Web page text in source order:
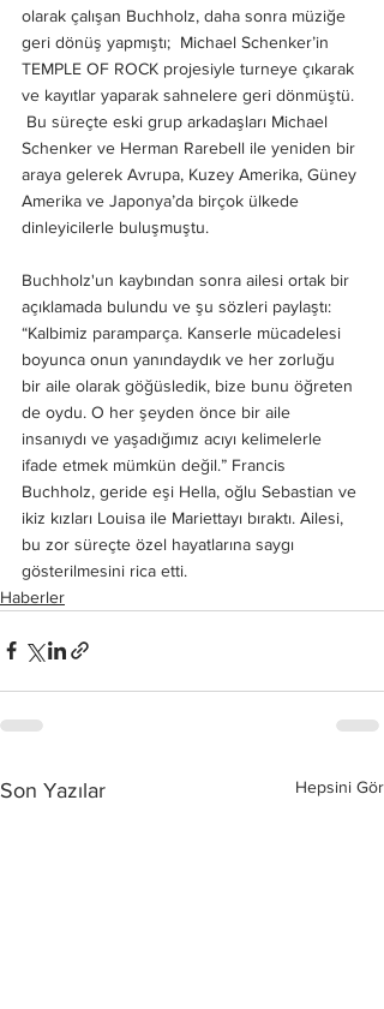
olarak çalışan Buchholz, daha sonra müziğe
geri dönüş yapmıştı;  Michael Schenker’in
TEMPLE OF ROCK projesiyle turneye çıkarak
ve kayıtlar yaparak sahnelere geri dönmüştü.
Bu süreçte eski grup arkadaşları Michael
Schenker ve Herman Rarebell ile yeniden bir
araya gelerek Avrupa, Kuzey Amerika, Güney
Amerika ve Japonya’da birçok ülkede
dinleyicilerle buluşmuştu.
Buchholz'un kaybından sonra ailesi ortak bir
açıklamada bulundu ve şu sözleri paylaştı:
“Kalbimiz paramparça. Kanserle mücadelesi
boyunca onun yanındaydık ve her zorluğu
bir aile olarak göğüsledik, bize bunu öğreten
de oydu. O her şeyden önce bir aile
insanıydı ve yaşadığımız acıyı kelimelerle
ifade etmek mümkün değil.” Francis
Buchholz, geride eşi Hella, oğlu Sebastian ve
ikiz kızları Louisa ile Mariettayı bıraktı. Ailesi,
bu zor süreçte özel hayatlarına saygı
gösterilmesini rica etti.
Haberler
Son Yazılar Hepsini Gör